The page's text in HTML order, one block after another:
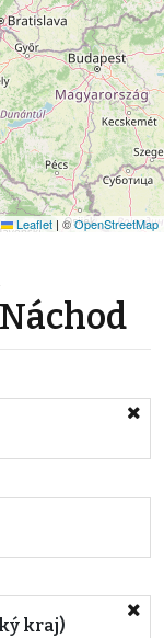
Leaflet | ©OpenStreetMap
kraj)